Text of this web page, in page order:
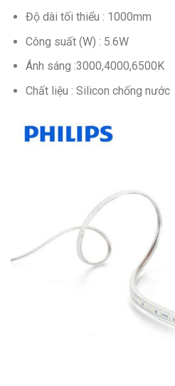
Độ dài tối thiểu : 1000mm
Công suất (W) : 5.6W
Ánh sáng :3000,4000,6500K
Chất liệu : Silicon chống nước